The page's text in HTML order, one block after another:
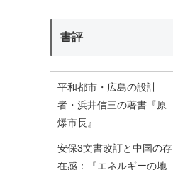
書評
平和都市・広島の設計
者・浜井信三の著書『原
爆市長』
安保3文書改訂と中国の存
在感：『エネルギーの地